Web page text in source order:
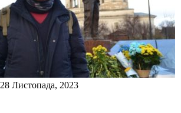
28 Листопада, 2023